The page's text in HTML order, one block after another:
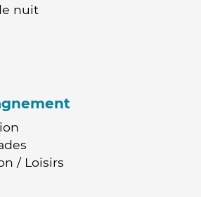
nuit
/ Loisirs